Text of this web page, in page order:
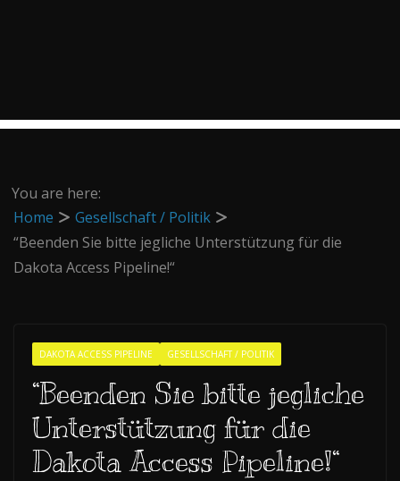
You are here:
Home
Gesellschaft / Politik
“Beenden Sie bitte jegliche Unterstützung für die
Dakota Access Pipeline!“
DAKOTA ACCESS PIPELINE GESELLSCHAFT / POLITIK
“Beenden Sie bitte jegliche
Unterstützung für die
Dakota Access Pipeline!“